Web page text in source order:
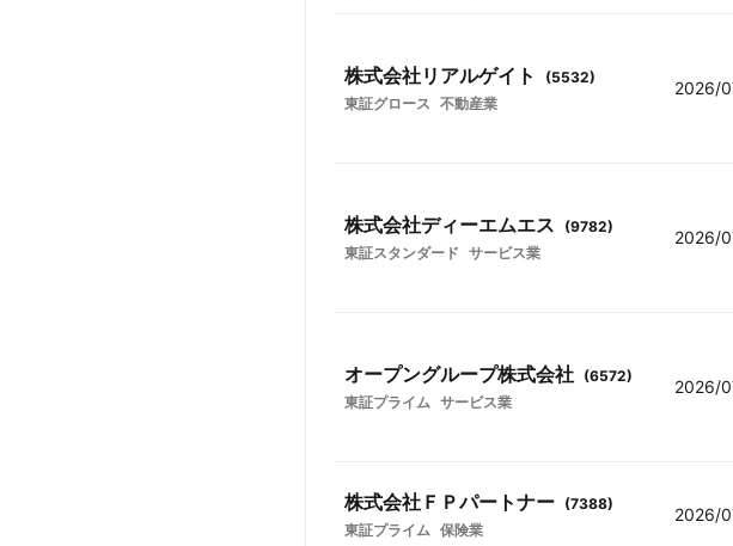
株式会社リアルゲイト (5532)
東証グロース 不動産業
2026/
株式会社ディーエムエス (9782)
東証スタンダード サービス業
2026/
オープングループ株式会社 (6572)
東証プライム サービス業
2026/
株式会社ＦＰパートナー (7388)
東証プライム 保険業
2026/